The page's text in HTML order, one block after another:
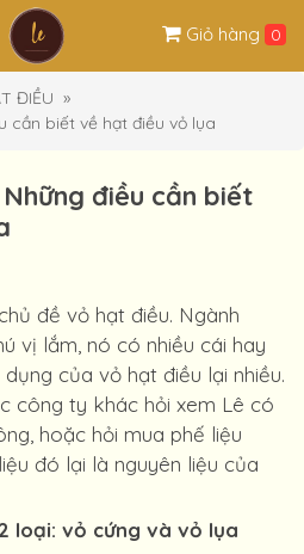
Giỏ hàng 0
ĐIỀU
cần biết về hạt điều vỏ lụa
điều cần biết
đề vỏ hạt điều. Ngành
vị lắm, nó có nhiều cái hay
của vỏ hạt điều lại nhiều.
công ty khác hỏi xem Lê có
hoặc hỏi mua phế liệu
đó lại là nguyên liệu của
loại: vỏ cứng và vỏ lụa